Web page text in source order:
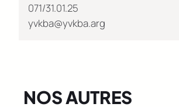
071/31.01.25
yvkba@yvkba.arg
NOS AUTRES